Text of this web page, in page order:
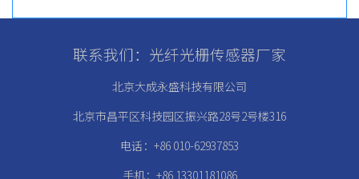
联系我们：光纤光栅传感器厂家
北京大成永盛科技有限公司
北京市昌平区科技园区振兴路28号2号楼316
电话：+86 010-62937853
手机：+86 13301181086